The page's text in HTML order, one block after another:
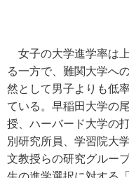
女子の大学進学率は
る一方で、難関大学へ
然として男子よりも低
ている。早稲田大学の
授、ハーバード大学の
別研究所員、学習院大
文教授らの研究グルー